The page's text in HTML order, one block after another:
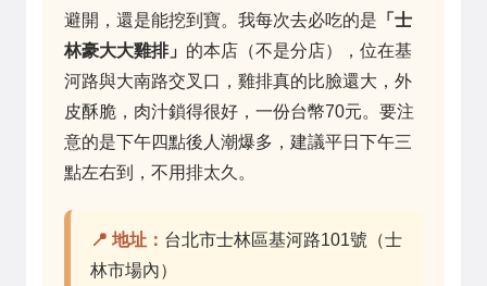
避開，還是能挖到寶。我每次去必吃的是 「士
林豪大大雞排」 的本店（不是分店），位在基
河路與大南路交叉口，雞排真的比臉還大，外
皮酥脆，肉汁鎖得很好，一份台幣70元。要注
意的是下午四點後人潮爆多，建議平日下午三
點左右到，不用排太久。
📍 地址： 台北市士林區基河路101號（士
林市場內）